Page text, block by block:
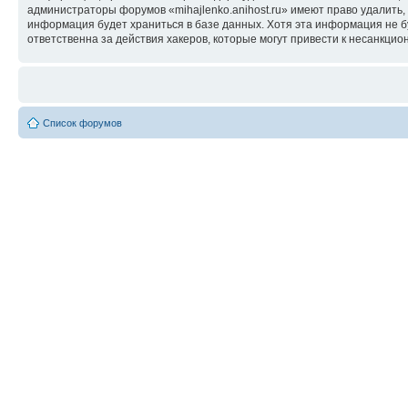
администраторы форумов «mihajlenko.anihost.ru» имеют право
информация будет храниться в базе данных. Хотя эта информация не
ответственна за действия хакеров, которые могут привести к
Список форумов